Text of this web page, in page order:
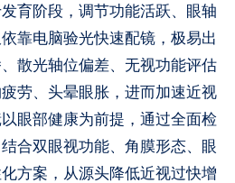
育阶段，调节功能活跃、眼轴
靠电脑验光快速配镜，极易出
散光轴位偏差、无视功能评估
劳、头晕眼胀，进而加速近视
眼部健康为前提，通过全面检
合双眼视功能、角膜形态、眼
方案，从源头降低近视过快增